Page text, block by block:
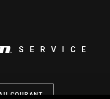
SERVICE
COURANT